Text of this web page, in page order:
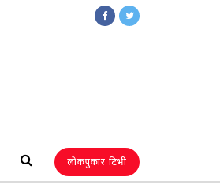
लोकपुकार टिभी